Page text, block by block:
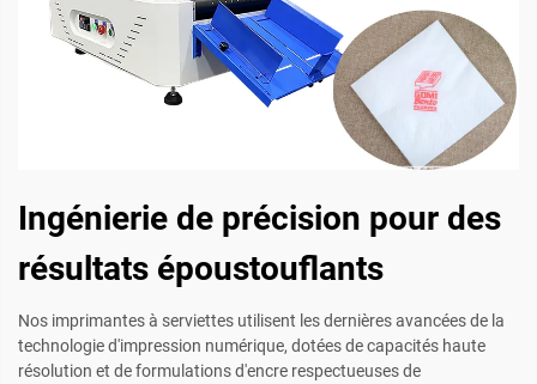
Ingénierie de précision pour des
résultats époustouflants
Nos imprimantes à serviettes utilisent les dernières avancées de la
technologie d'impression numérique, dotées de capacités haute
résolution et de formulations d'encre respectueuses de